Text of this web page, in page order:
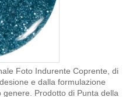
Foto Indurente Coprente, di
e dalla formulazione
Prodotto di Punta della